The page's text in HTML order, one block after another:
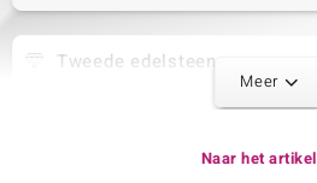
Tweede edelsteen
2 à
Meer
Naar het artikel